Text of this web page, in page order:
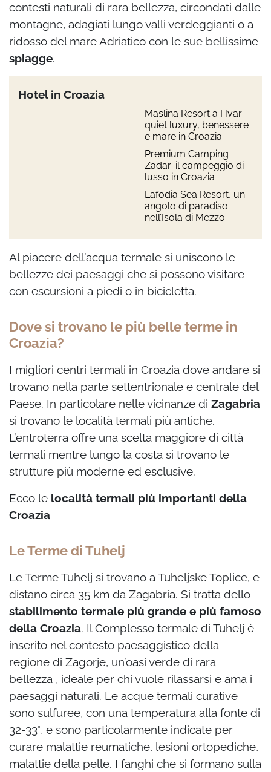
contesti naturali di rara bellezza, circondati dalle
montagne, adagiati lungo valli verdeggianti o a
ridosso del mare Adriatico con le sue bellissime
spiagge.
Hotel in Croazia
Maslina Resort a Hvar:
quiet luxury, benessere
e mare in Croazia
Premium Camping
Zadar: il campeggio di
lusso in Croazia
Lafodia Sea Resort, un
angolo di paradiso
nell’Isola di Mezzo
Al piacere dell’acqua termale si uniscono le
bellezze dei paesaggi che si possono visitare
con escursioni a piedi o in bicicletta.
Dove si trovano le più belle terme in
Croazia?
I migliori centri termali in Croazia dove andare si
trovano nella parte settentrionale e centrale del
Paese. In particolare nelle vicinanze di Zagabria
si trovano le località termali più antiche.
L’entroterra offre una scelta maggiore di città
termali mentre lungo la costa si trovano le
strutture più moderne ed esclusive.
Ecco le località termali più importanti della
Croazia
Le Terme di Tuhelj
Le Terme Tuhelj si trovano a Tuheljske Toplice, e
distano circa 35 km da Zagabria. Si tratta dello
stabilimento termale più grande e più famoso
della Croazia. Il Complesso termale di Tuhelj è
inserito nel contesto paesaggistico della
regione di Zagorje, un’oasi verde di rara
bellezza , ideale per chi vuole rilassarsi e ama i
paesaggi naturali. Le acque termali curative
sono sulfuree, con una temperatura alla fonte di
32-33°, e sono particolarmente indicate per
curare malattie reumatiche, lesioni ortopediche,
malattie della pelle. I fanghi che si formano sulla